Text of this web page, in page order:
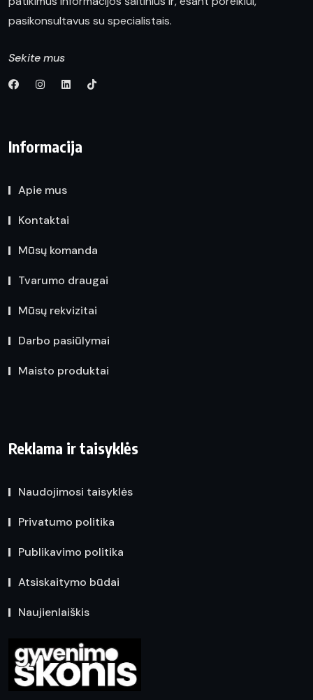
pasikonsultavus su specialistais.
Sekite mus
Informacija
Apie mus
Kontaktai
Mūsų komanda
Tvarumo draugai
Mūsų rekvizitai
Darbo pasiūlymai
Maisto produktai
Reklama ir taisyklės
Naudojimosi taisyklės
Privatumo politika
Publikavimo politika
Atsiskaitymo būdai
Naujienlaiškis